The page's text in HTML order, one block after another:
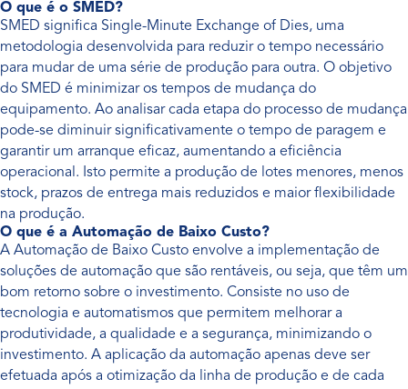
O que é o SMED?
SMED significa Single-Minute Exchange of Dies, uma
metodologia desenvolvida para reduzir o tempo necessário
para mudar de uma série de produção para outra. O objetivo
do SMED é minimizar os tempos de mudança do
equipamento. Ao analisar cada etapa do processo de mudança
pode-se diminuir significativamente o tempo de paragem e
garantir um arranque eficaz, aumentando a eficiência
operacional. Isto permite a produção de lotes menores, menos
stock, prazos de entrega mais reduzidos e maior flexibilidade
na produção.
O que é a Automação de Baixo Custo?
A Automação de Baixo Custo envolve a implementação de
soluções de automação que são rentáveis, ou seja, que têm um
bom retorno sobre o investimento. Consiste no uso de
tecnologia e automatismos que permitem melhorar a
produtividade, a qualidade e a segurança, minimizando o
investimento. A aplicação da automação apenas deve ser
efetuada após a otimização da linha de produção e de cada